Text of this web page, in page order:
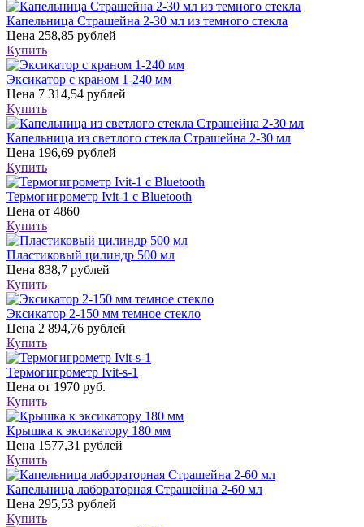
Капельница Страшейна 2-30 мл из темного стекла
Цена 258,85 рублей
Купить
Эксикатор с краном 1-240 мм
Цена 7 314,54 рублей
Купить
Капельница из светлого стекла Страшейна 2-30 мл
Цена 196,69 рублей
Купить
Термогигрометр Ivit-1 c Bluetooth
Цена от 4860
Купить
Пластиковый цилиндр 500 мл
Цена 838,7 рублей
Купить
Эксикатор 2-150 мм темное стекло
Цена 2 894,76 рублей
Купить
Термогигрометр Ivit-s-1
Цена от 1970 руб.
Купить
Крышка к эксикатору 180 мм
Цена 1577,31 рублей
Купить
Капельница лабораторная Страшейна 2-60 мл
Цена 295,53 рублей
Купить